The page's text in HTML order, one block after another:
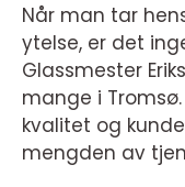
Når man tar
ytelse, er det
Glassmester
mange i
kvalitet og
mengden av